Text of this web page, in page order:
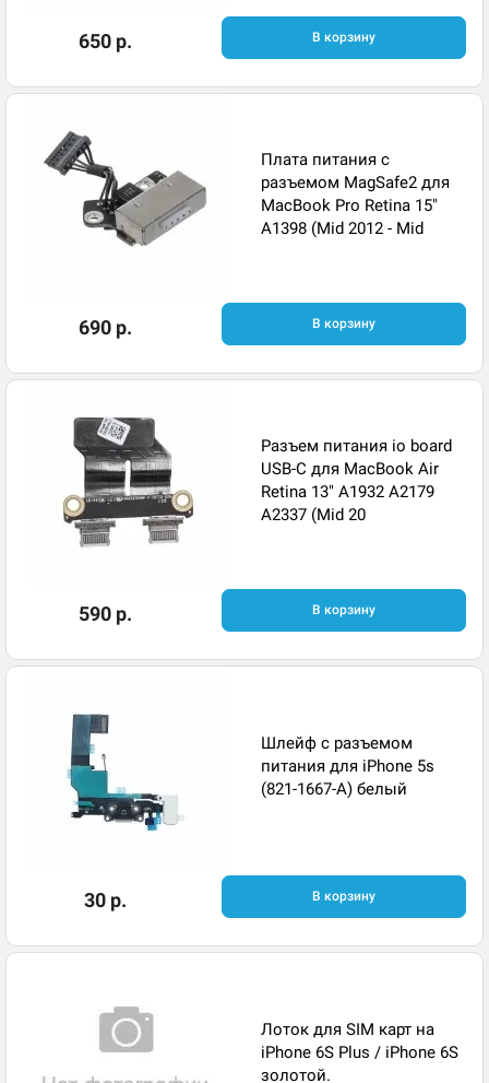
650 р. В корзину
Плата питания с
разъемом MagSafe2 для
MacBook Pro Retina 15"
A1398 (Mid 2012 - Mid
690 р. В корзину
Разъем питания io board
USB-C для MacBook Air
Retina 13" A1932 A2179
A2337 (Mid 20
590 р. В корзину
Шлейф с разъемом
питания для iPhone 5s
(821-1667-A) белый
30 р. В корзину
Лоток для SIM карт на
iPhone 6S Plus / iPhone 6S
золотой.